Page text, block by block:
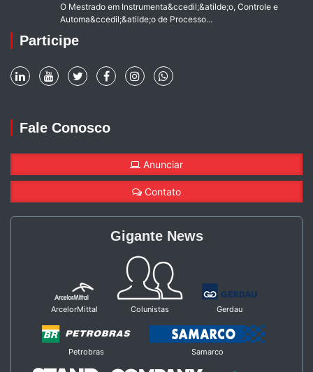
O Mestrado em Instrumenta&ccedil;&atilde;o, Controle e
Automa&ccedil;&atilde;o de Processo...
Participe
Fale Conosco
Anunciar
Contato
Gigante News
ArcelorMittal Colunistas Gerdau
Petrobras Samarco